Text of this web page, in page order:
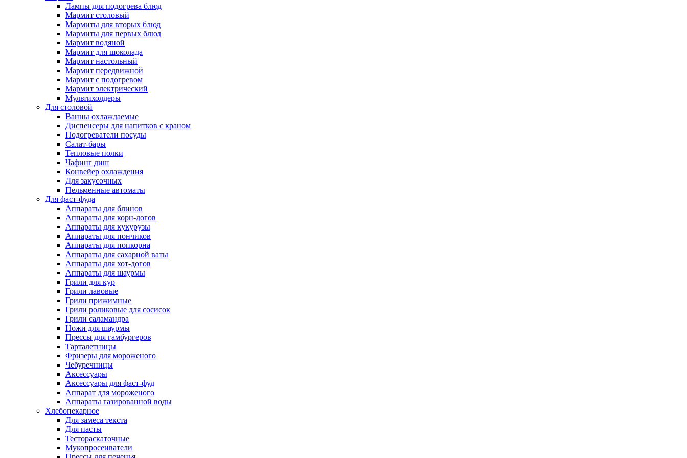
Лампы для подогрева блюд
Мармит столовый
Мармиты для вторых блюд
Мармиты для первых блюд
Мармит водяной
Мармит для шоколада
Мармит настольный
Мармит передвижной
Мармит с подогревом
Мармит электрический
Мультихолдеры
Для столовой
Ванны охлаждаемые
Диспенсеры для напитков с краном
Подогреватели посуды
Салат-бары
Тепловые полки
Чафинг диш
Конвейер охлаждения
Для закусочных
Пельменные автоматы
Для фаст-фуда
Аппараты для блинов
Аппараты для корн-догов
Аппараты для кукурузы
Аппараты для пончиков
Аппараты для попкорна
Аппараты для сахарной ваты
Аппараты для хот-догов
Аппараты для шаурмы
Грили для кур
Грили лавовые
Грили прижимные
Грили роликовые для сосисок
Грили саламандра
Ножи для шаурмы
Прессы для гамбургеров
Тарталетницы
Фризеры для мороженого
Чебуречницы
Аксессуары
Аксессуары для фаст-фуд
Аппарат для мороженого
Аппараты газированной воды
Хлебопекарное
Для замеса текста
Для пасты
Тестораскаточные
Мукопросеиватели